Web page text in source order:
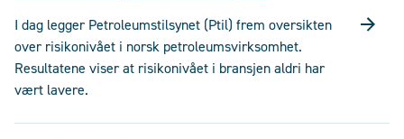
I dag legger Petroleumstilsynet (Ptil) frem oversikten
over risikonivået i norsk petroleumsvirksomhet.
Resultatene viser at risikonivået i bransjen aldri har
vært lavere.